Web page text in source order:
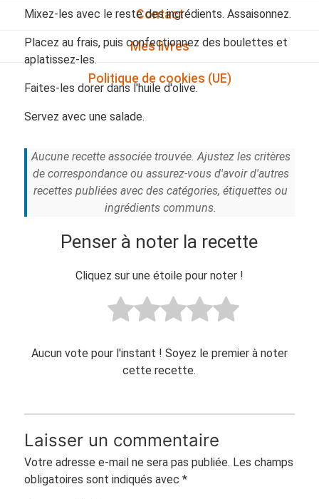
Contact
Mes livres
Politique de cookies (UE)
Mixez-les avec le reste des ingrédients. Assaisonnez.
Placez au frais, puis confectionnez des boulettes et
aplatissez-les.
Faites-les dorer dans l'huile d'olive.
Servez avec une salade.
Aucune recette associée trouvée. Ajustez les critères
de correspondance ou assurez-vous d'avoir d'autres
recettes publiées avec des catégories, étiquettes ou
ingrédients communs.
Penser à noter la recette
Cliquez sur une étoile pour noter !
Aucun vote pour l'instant ! Soyez le premier à noter
cette recette.
Laisser un commentaire
Votre adresse e-mail ne sera pas publiée. Les champs
obligatoires sont indiqués avec *